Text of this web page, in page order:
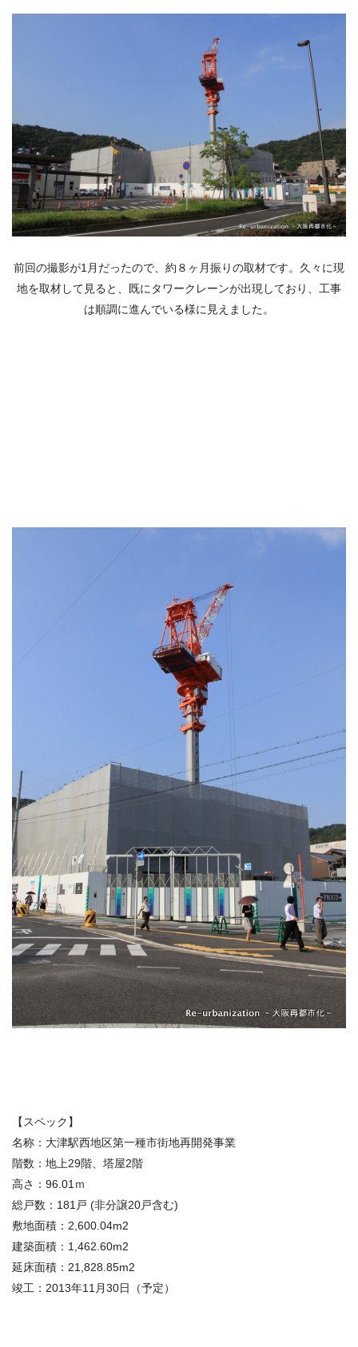
前回の撮影が1月だったので、約８ヶ月振りの取材です。久々に現
地を取材して見ると、既にタワークレーンが出現しており、工事
は順調に進んでいる様に見えました。
【スペック】
名称：大津駅西地区第一種市街地再開発事業
階数：地上29階、塔屋2階
高さ：96.01ｍ
総戸数：181戸 (非分譲20戸含む)
敷地面積：2,600.04m2
建築面積：1,462.60m2
延床面積：21,828.85m2
竣工：2013年11月30日（予定）